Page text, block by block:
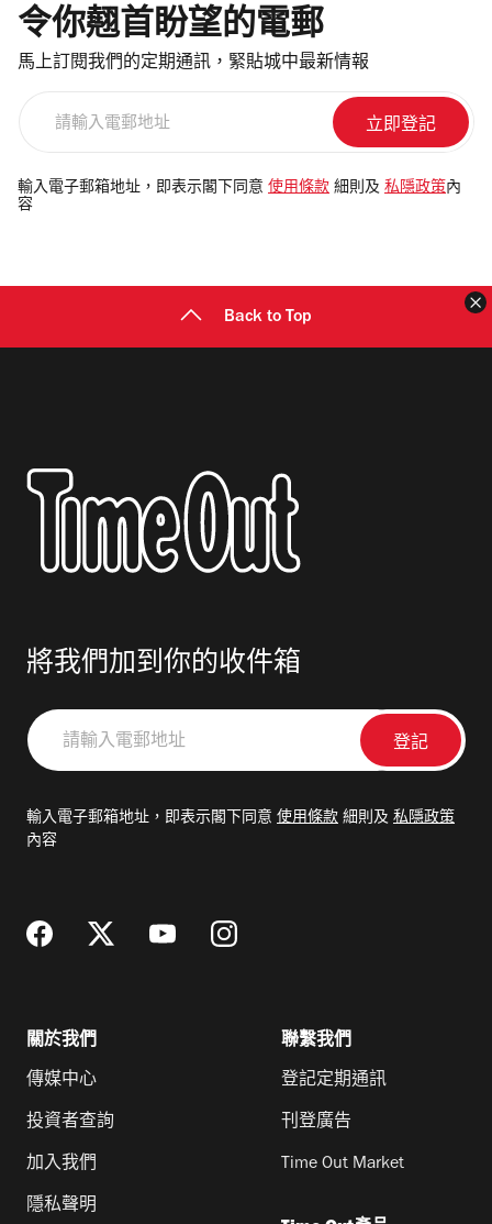
令你翹首盼望的電郵
馬上訂閱我們的定期通訊，緊貼城中最新情報
電
郵
輸入電子郵箱地址，即表示閣下同意 使用條款 細則及 私隱政策 內
容
Back to Top
將我們加到你的收件箱
請
輸
郵
輸入電子郵箱地址，即表示閣下同意 使用條款 細則及 私隱政策
內容
關於我們
傳媒中心
投資者查詢
加入我們
隱私聲明
聯繫我們
登記定期通訊
刊登廣告
Time Out Market